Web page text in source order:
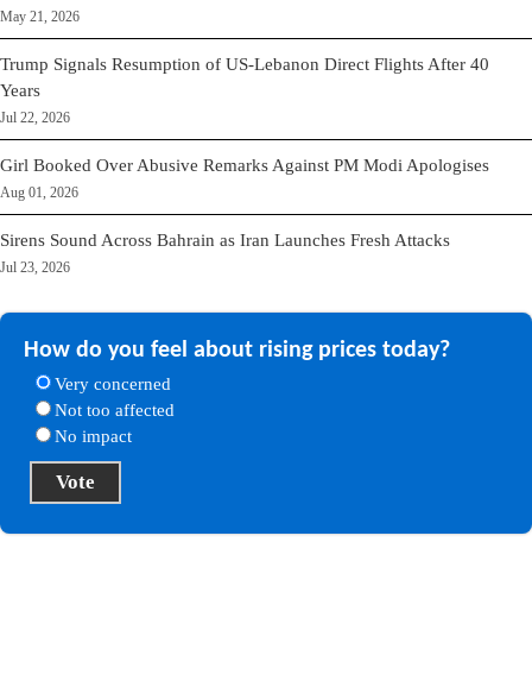
May 21, 2026
Trump Signals Resumption of US-Lebanon Direct Flights After 40
Years
Jul 22, 2026
Girl Booked Over Abusive Remarks Against PM Modi Apologises
Aug 01, 2026
Sirens Sound Across Bahrain as Iran Launches Fresh Attacks
Jul 23, 2026
How do you feel about rising prices today?
Very concerned
Not too affected
No impact